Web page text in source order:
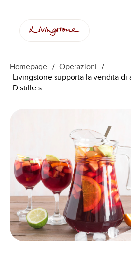
Homepage / Operazioni /
Livingstone supporta la vendita di
Distillers